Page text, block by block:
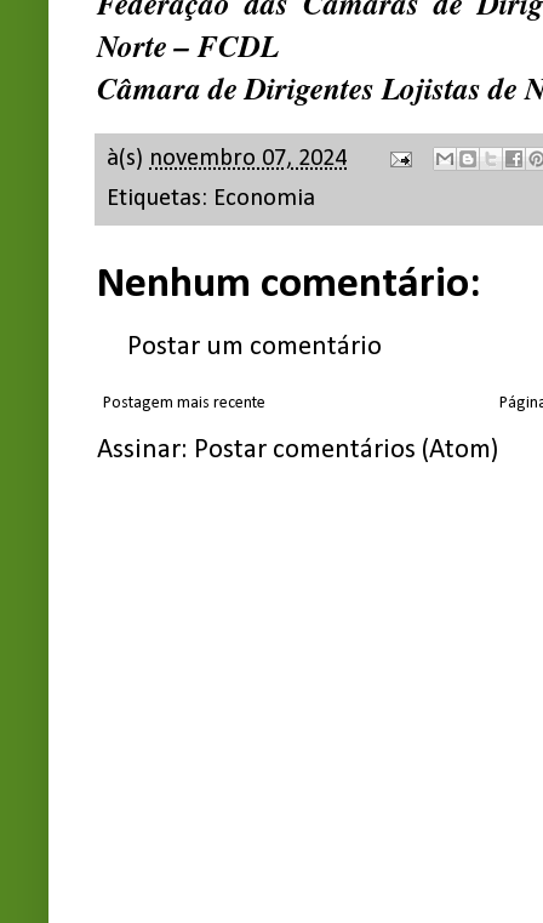
Norte – FCDL
Câmara de Dirigentes Lojistas de
à(s) novembro 07, 2024
Etiquetas: Economia
Nenhum comentário:
Postar um comentário
Postagem mais recente
Assinar: Postar comentários (Atom)